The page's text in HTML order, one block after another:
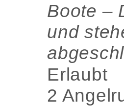
Boote –
und
Erlaubt
2